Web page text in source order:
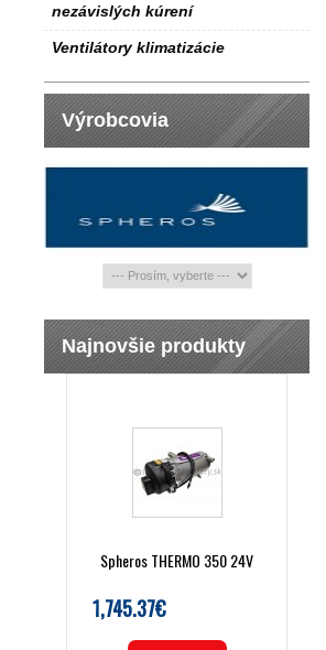
nezávislých kúrení
Ventilátory klimatizácie
Výrobcovia
Najnovšie produkty
Spheros THERMO 350 24V
1,745.37€